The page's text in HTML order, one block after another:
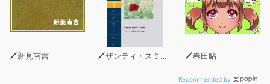
◎村上春樹を英語で読む
◎会話をYes、Noで終わらせない
◎英単語は妄想で覚える
◎映画のキャラになりきって英語を話す
新見南吉 ザンティ・スミス・セラフィン 春田鮎
Recommended by